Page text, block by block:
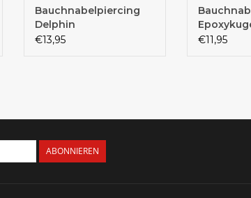
Bauchnabelpiercing
Delphin
€13,95
€11,95
ABONNIEREN